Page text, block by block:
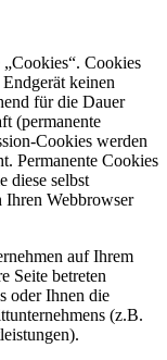
Cookies
keinen
für die Dauer
(permanente
Cookies werden
Permanente Cookies
diese selbst
Ihren Webbrowser
auf Ihrem
Seite betreten
oder Ihnen die
(z.B.